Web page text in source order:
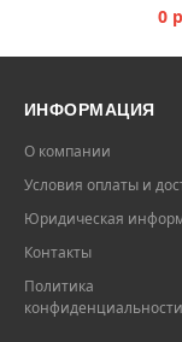
0
ИНФОРМАЦИЯ
О компании
Условия оплаты и
Юридическая
Контакты
Политика
конфиденциальности